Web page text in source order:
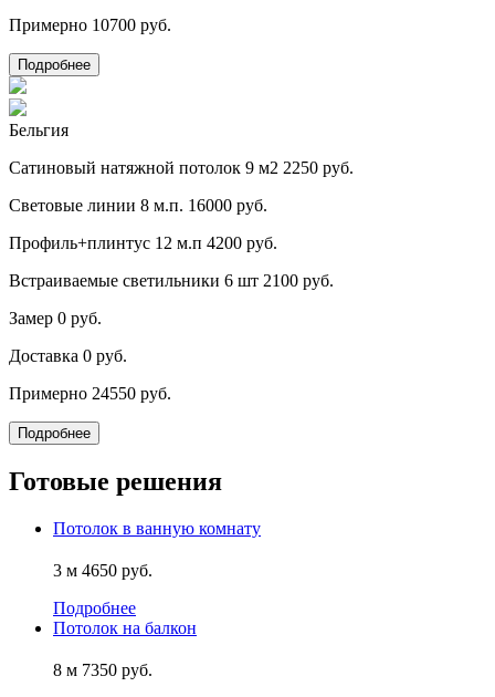
Примерно 10700 руб.
Подробнее
Бельгия
Сатиновый натяжной потолок 9 м2 2250 руб.
Световые линии 8 м.п. 16000 руб.
Профиль+плинтус 12 м.п 4200 руб.
Встраиваемые светильники 6 шт 2100 руб.
Замер 0 руб.
Доставка 0 руб.
Примерно 24550 руб.
Подробнее
Готовые решения
Потолок в ванную комнату
3 м 4650 руб.
Подробнее
Потолок на балкон
8 м 7350 руб.